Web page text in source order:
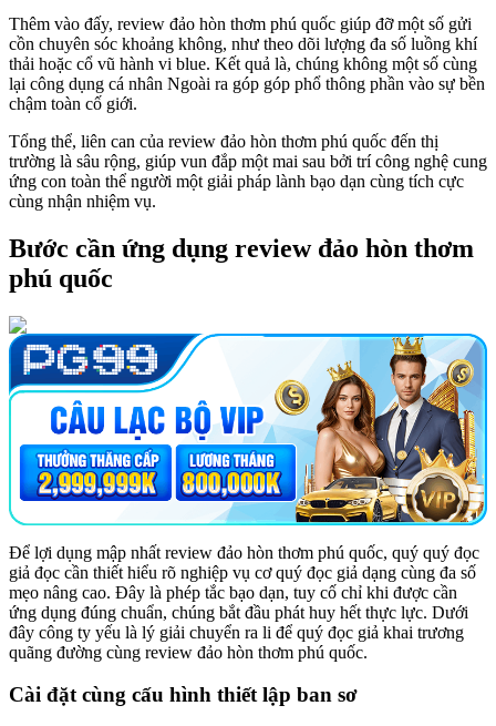
Thêm vào đấy, review đảo hòn thơm phú quốc giúp đỡ một số gửi
cồn chuyên sóc khoảng không, như theo dõi lượng đa số luồng khí
thải hoặc cổ vũ hành vi blue. Kết quả là, chúng không một số cùng
lại công dụng cá nhân Ngoài ra góp góp phổ thông phần vào sự bền
chậm toàn cố giới.
Tổng thể, liên can của review đảo hòn thơm phú quốc đến thị
trường là sâu rộng, giúp vun đắp một mai sau bởi trí công nghệ cung
ứng con toàn thể người một giải pháp lành bạo dạn cùng tích cực
cùng nhận nhiệm vụ.
Bước cần ứng dụng review đảo hòn thơm
phú quốc
Để lợi dụng mập nhất review đảo hòn thơm phú quốc, quý quý đọc
giả đọc cần thiết hiểu rõ nghiệp vụ cơ quý đọc giả dạng cùng đa số
mẹo nâng cao. Đây là phép tắc bạo dạn, tuy cố chỉ khi được cần
ứng dụng đúng chuẩn, chúng bắt đầu phát huy hết thực lực. Dưới
đây công ty yếu là lý giải chuyển ra li để quý đọc giả khai trương
quãng đường cùng review đảo hòn thơm phú quốc.
Cài đặt cùng cấu hình thiết lập ban sơ